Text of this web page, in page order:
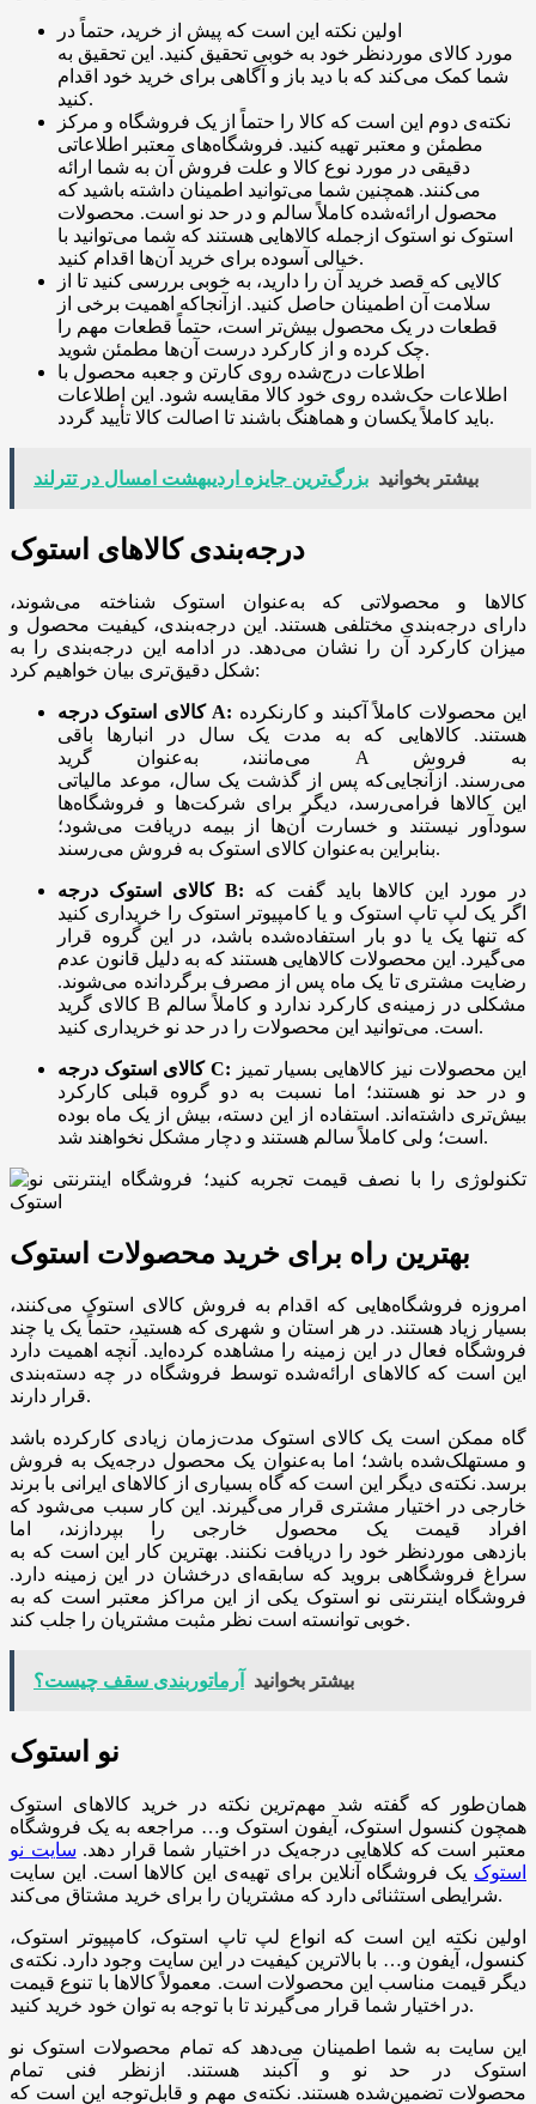
اولین نکته این است که پیش از خرید، حتماً در
مورد کالای موردنظر خود به خوبی تحقیق کنید. این تحقیق به
شما کمک می‌کند که با دید باز و آگاهی برای خرید خود اقدام
کنید.
نکته‌ی دوم این است که کالا را حتماً از یک فروشگاه و مرکز
مطمئن و معتبر تهیه کنید. فروشگاه‌های معتبر اطلاعاتی
دقیقی در مورد نوع کالا و علت فروش آن به شما ارائه
می‌کنند. همچنین شما می‌توانید اطمینان داشته باشید که
محصول ارائه‌شده کاملاً سالم و در حد نو است. محصولات
استوک نو استوک ازجمله کالاهایی هستند که شما می‌توانید با
خیالی آسوده برای خرید آن‌ها اقدام کنید.
کالایی که قصد خرید آن را دارید، به خوبی بررسی کنید تا از
سلامت آن اطمینان حاصل کنید. ازآنجاکه اهمیت برخی از
قطعات در یک محصول بیش‌تر است، حتماً قطعات مهم را
چک کرده و از کارکرد درست آن‌ها مطمئن شوید.
اطلاعات درج‌شده روی کارتن و جعبه محصول با
اطلاعات حک‌شده روی خود کالا مقایسه شود. این اطلاعات
باید کاملاً یکسان و هماهنگ باشند تا اصالت کالا تأیید گردد.
بیشتر بخوانید بزر‌گ‌ترین جایزه اردیبهشت امسال در تترلند
درجه‌بندی کالاهای استوک
کالاها و محصولاتی که به‌عنوان استوک شناخته می‌شوند،
دارای درجه‌بندی مختلفی هستند. این درجه‌بندی، کیفیت محصول و
میزان کارکرد آن را نشان می‌دهد. در ادامه این درجه‌بندی را به
شکل دقیق‌تری بیان خواهیم کرد:
کالای استوک درجه A:
هستند. کالاهایی که به مدت یک سال در انبارها باقی
می‌مانند، به‌عنوان گرید A به فروش
می‌رسند. ازآنجایی‌که پس از گذشت یک سال، موعد مالیاتی
این کالاها فرامی‌رسد، دیگر برای شرکت‌ها و فروشگاه‌ها
سودآور نیستند و خسارت آن‌ها از بیمه دریافت می‌شود؛
بنابراین به‌عنوان کالای استوک به فروش می‌رسند.
کالای استوک درجه B:
اگر یک لپ تاپ استوک و یا کامپیوتر استوک را خریداری کنید
که تنها یک یا دو بار استفاده‌شده باشد، در این گروه قرار
می‌گیرد. این محصولات کالاهایی هستند که به دلیل قانون عدم
رضایت مشتری تا یک ماه پس از مصرف برگردانده می‌شوند.
کالای گرید B مشکلی در زمینه‌ی کارکرد ندارد و کاملاً سالم
است. می‌توانید این محصولات را در حد نو خریداری کنید.
کالای استوک درجه C:
و در حد نو هستند؛ اما نسبت به دو گروه قبلی کارکرد
بیش‌تری داشته‌اند. استفاده از این دسته، بیش از یک ماه بوده
است؛ ولی کاملاً سالم هستند و دچار مشکل نخواهند شد.
بهترین راه برای خرید محصولات استوک
امروزه فروشگاه‌هایی که اقدام به فروش کالای استوک می‌کنند،
بسیار زیاد هستند. در هر استان و شهری که هستید، حتماً یک یا چند
فروشگاه فعال در این زمینه را مشاهده کرده‌اید. آنچه اهمیت دارد
این است که کالاهای ارائه‌شده توسط فروشگاه در چه دسته‌بندی
قرار دارند.
گاه ممکن است یک کالای استوک مدت‌زمان زیادی کارکرده باشد
و مستهلک‌شده باشد؛ اما به‌عنوان یک محصول درجه‌یک به فروش
برسد. نکته‌ی دیگر این است که گاه بسیاری از کالاهای ایرانی با برند
خارجی در اختیار مشتری قرار می‌گیرند. این کار سبب می‌شود که
افراد قیمت یک محصول خارجی را بپردازند، اما
بازدهی موردنظر خود را دریافت نکنند. بهترین کار این است که به
سراغ فروشگاهی بروید که سابقه‌ای درخشان در این زمینه دارد.
فروشگاه اینترنتی نو استوک یکی از این مراکز معتبر است که به
خوبی توانسته است نظر مثبت مشتریان را جلب کند.
بیشتر بخوانید آرماتوربندی سقف چیست؟
نو استوک
همان‌طور که گفته شد مهم‌ترین نکته در خرید کالاهای استوک
همچون کنسول استوک، آیفون استوک و… مراجعه به یک فروشگاه
معتبر است که کلاهایی درجه‌یک در اختیار شما قرار دهد. سایت نو
استوک یک فروشگاه آنلاین برای تهیه‌ی این کالاها است. این سایت
شرایطی استثنائی دارد که مشتریان را برای خرید مشتاق می‌کند.
اولین نکته این است که انواع لپ تاپ استوک، کامپیوتر استوک،
کنسول، آیفون و… با بالاترین کیفیت در این سایت وجود دارد. نکته‌ی
دیگر قیمت مناسب این محصولات است. معمولاً کالاها با تنوع قیمت
در اختیار شما قرار می‌گیرند تا با توجه به توان خود خرید کنید.
این سایت به شما اطمینان می‌دهد که تمام محصولات استوک نو
استوک در حد نو و آکبند هستند. ازنظر فنی تمام
محصولات تضمین‌شده هستند. نکته‌ی مهم و قابل‌توجه این است که